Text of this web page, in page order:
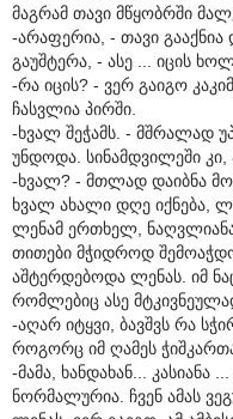
მაგრამ თავი მწყობრში
-არაფერია, - თავი
გაუშტერა, - ასე ... იცის
-რა იცის? - ვერ გაიგო
ჩასვლია პირში.
-ხვალ შეჭამს. - მშრალად
უნდოდა. სინამდვილეში
-ხვალ? - მთლად დაიბნა
ხვალ ახალი დღე იქნება,
ლენამ ერთხელ,
თითები მჭიდროდ
აშტერდებოდა ლენას. იმ
რომლებიც ასე
-აღარ იტყვი, ბავშვს რა
როგორც იმ ღამეს
-მამა, ხანდახან... კასიანა
ნორმალურია. ჩვენ ამას